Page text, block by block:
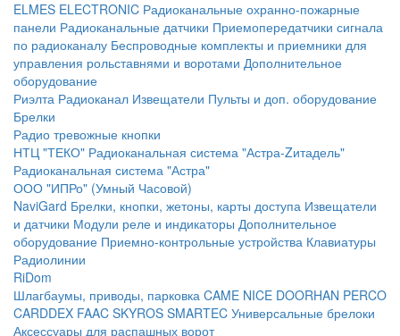
ELMES ELECTRONIC Радиоканальные охранно-пожарные
панели Радиоканальные датчики Приемопередатчики сигнала
по радиоканалу Беспроводные комплекты и приемники для
управления рольставнями и воротами Дополнительное
оборудование
Риэлта Радиоканал Извещатели Пульты и доп. оборудование
Брелки
Радио тревожные кнопки
НТЦ "ТЕКО" Радиоканальная система "Астра-Zитадель"
Радиоканальная система "Астра"
ООО "ИПРо" (Умный Часовой)
NaviGard Брелки, кнопки, жетоны, карты доступа Извещатели
и датчики Модули реле и индикаторы Дополнительное
оборудование Приемно-контрольные устройства Клавиатуры
Радиолинии
RiDom
Шлагбаумы, приводы, парковка CAME NICE DOORHAN PERCO
CARDDEX FAAC SKYROS SMARTEC Универсальные брелоки
Аксессуары для распашных ворот